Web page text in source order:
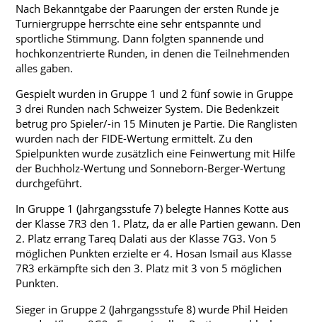
Termine
Regelungen und Organisation
Fachkonferenzen
Archiv
Unterrichtszeiten
Nach Bekanntgabe der Paarungen der ersten Runde je
Turniergruppe herrschte eine sehr entspannte und
sportliche Stimmung. Dann folgten spannende und
hochkonzentrierte Runden, in denen die Teilnehmenden
alles gaben.
Gespielt wurden in Gruppe 1 und 2 fünf sowie in Gruppe
3 drei Runden nach Schweizer System. Die Bedenkzeit
betrug pro Spieler/-in 15 Minuten je Partie. Die Ranglisten
wurden nach der FIDE-Wertung ermittelt. Zu den
Spielpunkten wurde zusätzlich eine Feinwertung mit Hilfe
der Buchholz-Wertung und Sonneborn-Berger-Wertung
durchgeführt.
In Gruppe 1 (Jahrgangsstufe 7) belegte Hannes Kotte aus
der Klasse 7R3 den 1. Platz, da er alle Partien gewann. Den
2. Platz errang Tareq Dalati aus der Klasse 7G3. Von 5
möglichen Punkten erzielte er 4. Hosan Ismail aus Klasse
7R3 erkämpfte sich den 3. Platz mit 3 von 5 möglichen
Punkten.
Sieger in Gruppe 2 (Jahrgangsstufe 8) wurde Phil Heiden